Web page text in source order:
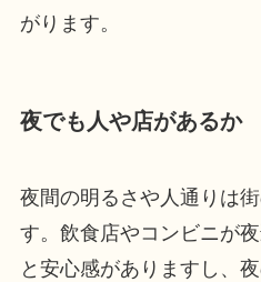
がります。
夜でも人や店があるか
夜間の明るさや人通りは
す。飲食店やコンビニが
と安心感がありますし、